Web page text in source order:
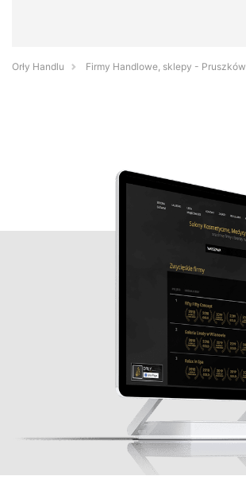
Orły Handlu Firmy Handlowe, sklepy - Pruszków